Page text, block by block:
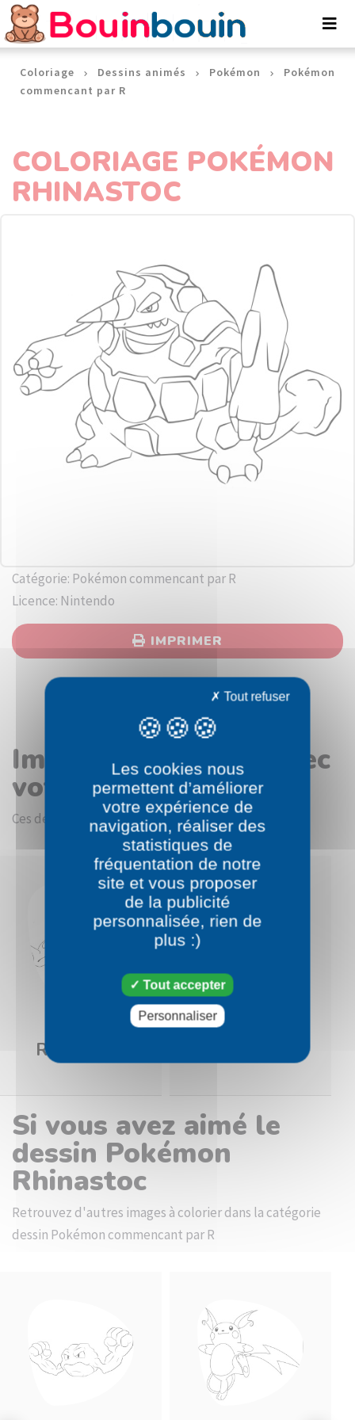
Coloriage Dessins animés Pokémon
Pokémon
commencant par R
COLORIAGE POKÉMON
RHINASTOC
Catégorie: Pokémon commencant par R
Licence: Nintendo
IMPRIMER
Images en rapport avec
votre choix
Ces dessins devraient vous intéresser.
Rhinocorne
Pokémon
Si vous avez aimé le
dessin Pokémon
Rhinastoc
Retrouvez d'autres images à colorier dans la catégorie
dessin Pokémon commencant par R
Panneau de gestion des cookies
Les cookies nous
permettent d’améliorer
votre expérience de
navigation, réaliser des
statistiques de
fréquentation de notre
site et vous proposer
de la publicité
personnalisée, rien de
plus :)
Tout accepter
Tout refuser
Personnaliser